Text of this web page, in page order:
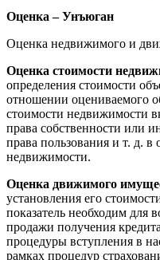
Оценка – Унъюган
Оценка недвижимого и
Оценка стоимости
определения стоимости
отношении оцениваемого
стоимости недвижимости
права собственности или
права пользования и т. д.
недвижимости.
Оценка движимого
установления его
показатель необходим для
продажи получения
процедуры вступления в
рамках процедур